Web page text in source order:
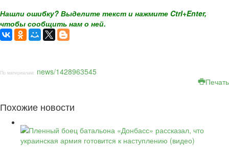
Нашли ошибку? Выделите текст и нажмите Ctrl+Enter,
чтобы сообщить нам о ней.
По материалам: news/1428963545
Печать
Похожие новости